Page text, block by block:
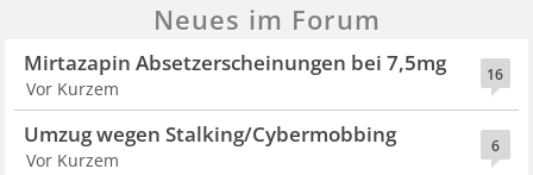
Neues im Forum
16
Mirtazapin Absetzerscheinungen bei 7,5mg
Vor Kurzem
6
Umzug wegen Stalking/Cybermobbing
Vor Kurzem